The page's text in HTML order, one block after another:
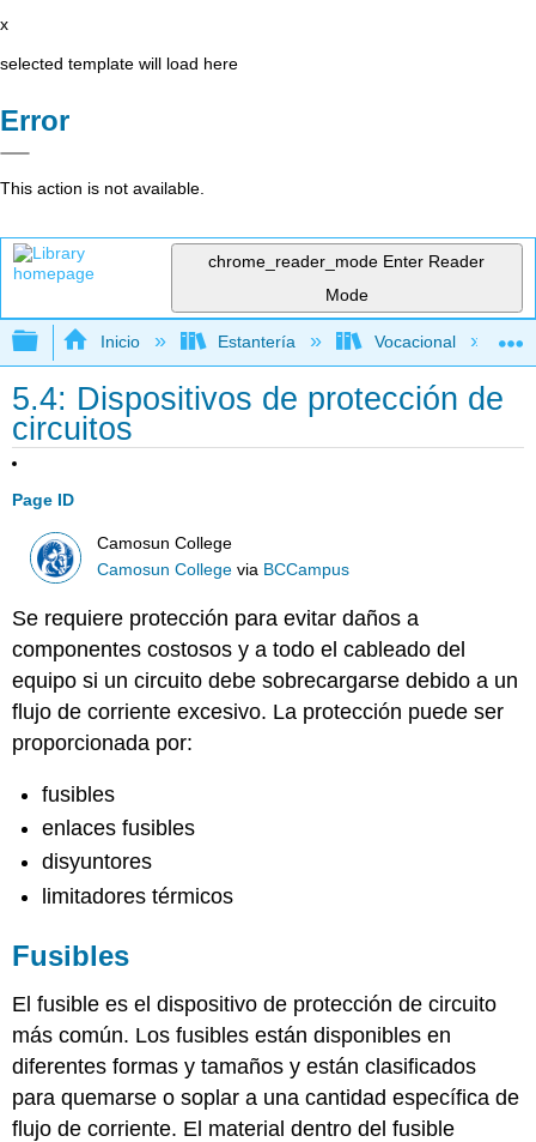
x
selected template will load here
Error
This action is not available.
chrome_reader_mode Enter Reader
Mode
Expandir/contraer jerarquía global
Inicio Estantería Vocacional
5.4: Dispositivos de protección de
circuitos
Page ID
Camosun College
Camosun College via BCCampus
Se requiere protección para evitar daños a
componentes costosos y a todo el cableado del
equipo si un circuito debe sobrecargarse debido a un
flujo de corriente excesivo. La protección puede ser
proporcionada por:
fusibles
enlaces fusibles
disyuntores
limitadores térmicos
Fusibles
El fusible es el dispositivo de protección de circuito
más común. Los fusibles están disponibles en
diferentes formas y tamaños y están clasificados
para quemarse o soplar a una cantidad específica de
flujo de corriente. El material dentro del fusible